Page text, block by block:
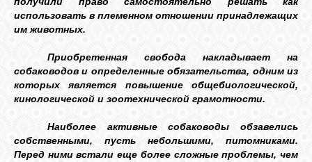
использовать в племенном отношении принадлежащих
им животных.
Приобретенная свобода накладывает на
собаководов и определенные обязательства, одним из
которых является повышение общебиологической,
кинологической и зоотехнической грамотности.
Наиболее активные собаководы обзавелись
собственными, пусть небольшими, питомниками.
Перед ними встали еще более сложные проблемы, чем